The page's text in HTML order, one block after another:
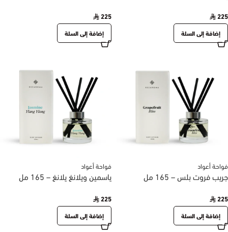
225
إضافة إلى السلة
225
إضافة إلى السلة
فواحة أعواد
جريب فروت بلس – 165 مل
225
إضافة إلى السلة
فواحة أعواد
ياسمين ويلانغ يلانغ – 165 مل
225
إضافة إلى السلة